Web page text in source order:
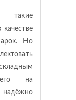
такие
Но
его на